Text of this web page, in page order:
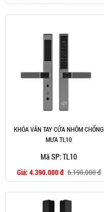
KHÓA VÂN TAY CỬA NHÔM CHỐNG
MƯA TL10
Mã SP: TL10
Giá: 4.390.000 đ 6.190.000 đ